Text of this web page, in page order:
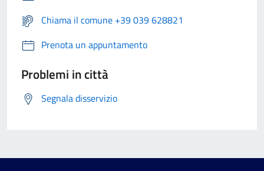
Chiama il comune +39 039 628821
Prenota un appuntamento
Problemi in città
Segnala disservizio